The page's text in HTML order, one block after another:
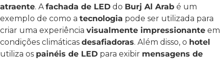
atraente. A fachada de LED do Burj Al Arab é um
exemplo de como a tecnologia pode ser utilizada para
criar uma experiência visualmente impressionante em
condições climáticas desafiadoras. Além disso, o hotel
utiliza os painéis de LED para exibir mensagens de